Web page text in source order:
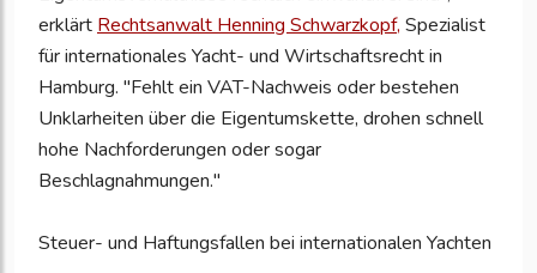
erklärt Rechtsanwalt Henning Schwarzkopf, Spezialist
für internationales Yacht- und Wirtschaftsrecht in
Hamburg. "Fehlt ein VAT-Nachweis oder bestehen
Unklarheiten über die Eigentumskette, drohen schnell
hohe Nachforderungen oder sogar
Beschlagnahmungen."
Steuer- und Haftungsfallen bei internationalen Yachten